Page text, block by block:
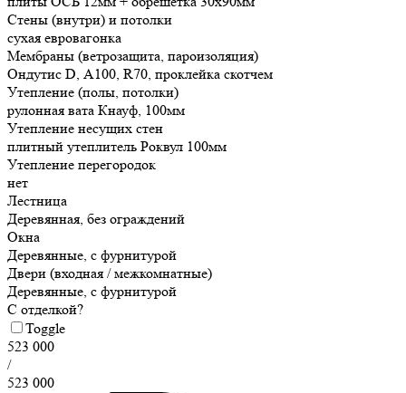
Стены (внутри) и потолки
сухая евровагонка
Мембраны (ветрозащита, пароизоляция)
Ондутис D, А100, R70, проклейка скотчем
Утепление (полы, потолки)
рулонная вата Кнауф, 100мм
Утепление несущих стен
плитный утеплитель Роквул 100мм
Утепление перегородок
нет
Лестница
Деревянная, без ограждений
Окна
Деревянные, с фурнитурой
Двери (входная / межкомнатные)
Деревянные, с фурнитурой
С отделкой?
Toggle
523 000
/
523 000